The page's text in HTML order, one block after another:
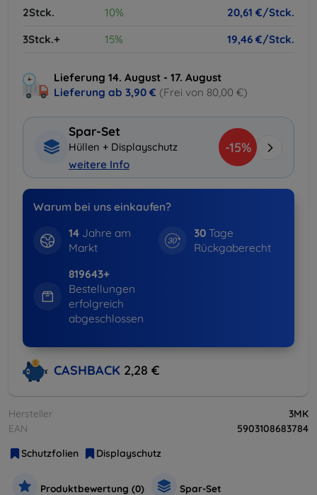
2Stck. 10%
20,61 €/Stck.
3Stck.+
15% 19,46 €/Stck.
Lieferung 14. August - 17. August
Lieferung ab 3,90 € (Frei von 80,00 €)
Spar-Set
Hüllen + Displayschutz
weitere Info
-15%
Warum bei uns einkaufen?
14Jahre am
Markt
30 Tage
Rückgaberecht
819643+
Bestellungen
erfolgreich
abgeschlossen
CASHBACK 2,28 €
Hersteller
3MK
EAN
5903108683784
Schutzfolien
Displayschutz
Produktbewertung (0) Spar-Set